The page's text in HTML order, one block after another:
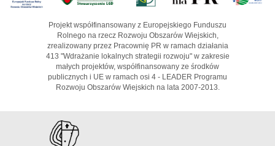
Projekt współfinansowany z Europejskiego Funduszu
Rolnego na rzecz Rozwoju Obszarów Wiejskich,
zrealizowany przez Pracownię PR w ramach działania
413 "Wdrażanie lokalnych strategii rozwoju" w zakresie
małych projektów, współfinansowany ze środków
publicznych i UE w ramach osi 4 - LEADER Programu
Rozwoju Obszarów Wiejskich na lata 2007-2013.